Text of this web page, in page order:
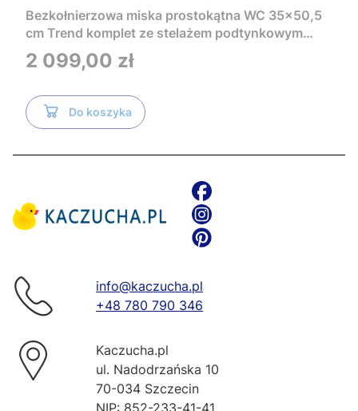
Bezkołnierzowa miska prostokątna WC 35x50,5
cm Trend komplet ze stelażem podtynkowym
Tece i czarnym przyciskiem TeceNow
TR2216+Tece
Cena
2 099,00 zł
Do koszyka
info@kaczucha.pl
+48 780 790 346
Kaczucha.pl
ul. Nadodrzańska 10
70-034 Szczecin